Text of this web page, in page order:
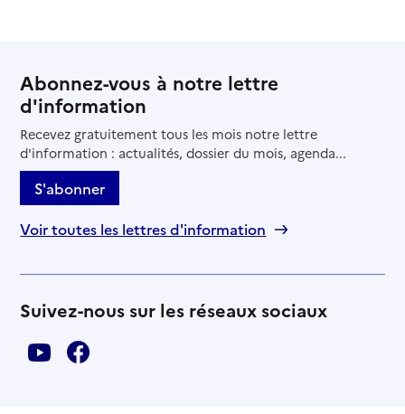
Abonnez-vous à notre lettre
d'information
Recevez gratuitement tous les mois notre lettre
d'information : actualités, dossier du mois, agenda...
S'abonner
Voir toutes les lettres d'information
Suivez-nous sur les réseaux sociaux